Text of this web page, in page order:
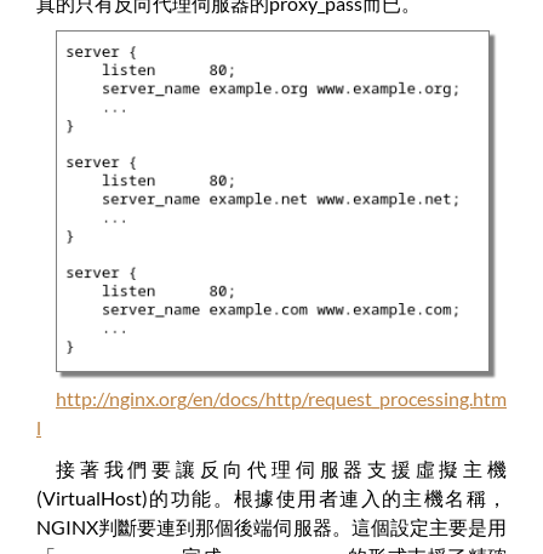
http://nginx.org/en/docs/http/request_processing.htm
l
接著我們要讓反向代理伺服器支援虛擬主機
(VirtualHost)的功能。根據使用者連入的主機名稱，
NGINX判斷要連到那個後端伺服器。這個設定主要是用